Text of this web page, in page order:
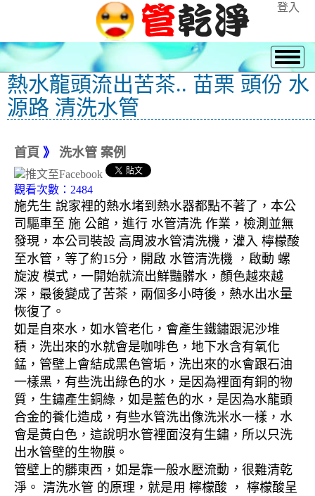
登入
熱水龍頭流出苦茶.. 苗栗 頭份 水
源路 清洗水管
首頁 》 洗水管 案例
觀看次數：2484
施先生 說家裡的熱水堵到熱水器都點不著了，本公
司驅車至 施 公館，進行 水管清洗 作業，檢測並無
發現，本公司裝設 高周波水管清洗機，灌入 檸檬酸
至水管，等了約15分，開啟 水管清洗機 ，啟動 螺
旋波 模式，一開始就流出鮮豔髒水，顏色越來越
深，最後變成了苦茶，兩個多小時後，熱水出水量
恢復了。
如是自來水，如水管老化，會產生鐵鏽跟泥沙堆
積，洗出來的水就會是咖啡色，地下水含有氧化
錳，管壁上會結成黑色管垢，洗出來的水會跟石油
一樣黑，有些洗出綠色的水，是因為裡面有銅的物
質，生鏽產生銅綠，如是藍色的水，是因為水龍頭
合金的養化造成，有些水管洗出像洗米水一樣，水
會是黃白色，這說明水管裡面沒有生鏽，所以只洗
出水管壁的生物膜。
管壁上的髒東西，如是靠一般水壓流動，很難清乾
淨。 清洗水管 的原理，就是用 檸檬酸 ， 檸檬酸呈